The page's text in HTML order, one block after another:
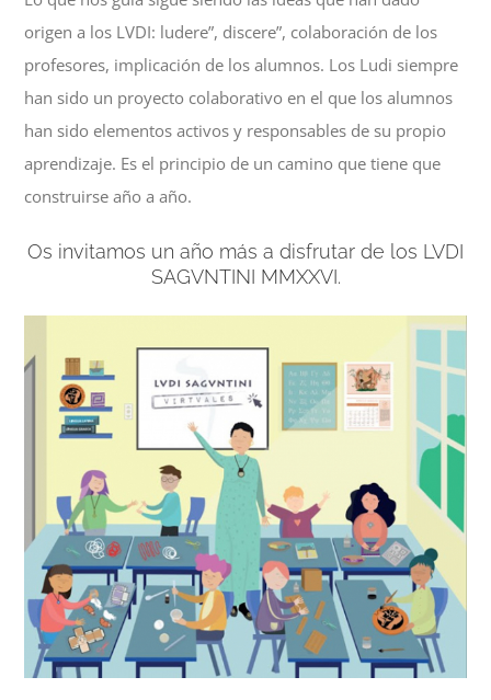
origen a los LVDI: ludere”, discere”, colaboración de los
profesores, implicación de los alumnos. Los Ludi siempre
han sido un proyecto colaborativo en el que los alumnos
han sido elementos activos y responsables de su propio
aprendizaje. Es el principio de un camino que tiene que
construirse año a año.
Os invitamos un año más a disfrutar de los LVDI
SAGVNTINI MMXXVI.